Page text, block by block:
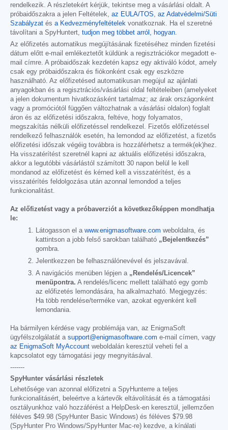
rendelkezik. A részletekért kérjük, tekintse meg a vásárlási oldalt. A
próbaidőszakra a jelen Feltételek, az EULA/TOS
az Adatvédelmi/Süti
Szabályzat és a Kedvezményfeltételek vonatkoznak. Ha el szeretné
távolítani a SpyHuntert, tudjon meg többet arról, hogyan
Az előfizetés automatikus megújításának fizetéséhez minden fizetési
dátum előtt e-mail emlékeztetőt küldünk a regisztrációkor megadott e-
mail címre. A próbaidőszak kezdetén kapsz egy aktiváló kódot, amely
csak egy próbaidőszakra és fiókonként csak egy eszközre
használható. Az előfizetésed automatikusan megújul az ajánlati
anyagokban és a regisztrációs/vásárlási oldal feltételeiben (amelyeket
a jelen dokumentum hivatkozásként tartalmaz; az árak országonként
vagy a promóciótól függően változhatnak a vásárlási oldalon) foglalt
áron és az előfizetési időszakra, feltéve, hogy folyamatos,
megszakítás nélküli előfizetéssel rendelkezel. Fizetős előfizetéssel
rendelkező felhasználók esetén, ha lemondod az előfizetést, a fizetős
előfizetési időszak végéig továbbra is hozzáférhetsz a termék(ek)hez.
Ha visszatérítést szeretnél kapni az aktuális előfizetési időszakra,
akkor a legutóbbi vásárlástól számított 30 napon belül le kell
mondanod az előfizetést és kérned kell a visszatérítést, és a
visszatérítés feldolgozása után azonnal lemondod a teljes
funkcionalitást.
Az előfizetést vagy a próbaverziót a következőképpen mondhatja
le:
Látogasson el a www.enigmasoftware.com weboldalra, és
kattintson a jobb felső sarokban található „Bejelentkezés”
gombra.
Jelentkezzen be felhasználónevével és jelszavával.
A navigációs menüben lépjen a „Rendelés/Licencek”
menüpontra. A rendelés/licenc mellett található egy gomb
az előfizetés lemondására, ha alkalmazható. Megjegyzés:
Ha több rendelése/terméke van, azokat egyenként kell
lemondania.
Ha bármilyen kérdése vagy problémája van, az EnigmaSoft
ügyfélszolgálatát a support@enigmasoftware.com e-mail címen, vagy
az EnigmaSoft MyAccount weboldalán keresztül veheti fel a
kapcsolatot egy támogatási jegy megnyitásával.
-------
SpyHunter vásárlási részletek
Lehetősége van azonnal előfizetni a SpyHunterre a teljes
funkcionalitásért, beleértve a kártevők eltávolítását és a támogatási
osztályunkhoz való hozzáférést a HelpDesk-en keresztül, jellemzően
féléves $49.98 (SpyHunter Basic Windows) és féléves $79.98
(SpyHunter Pro Windows/SpyHunter Mac-re) kezdve, a kínálati